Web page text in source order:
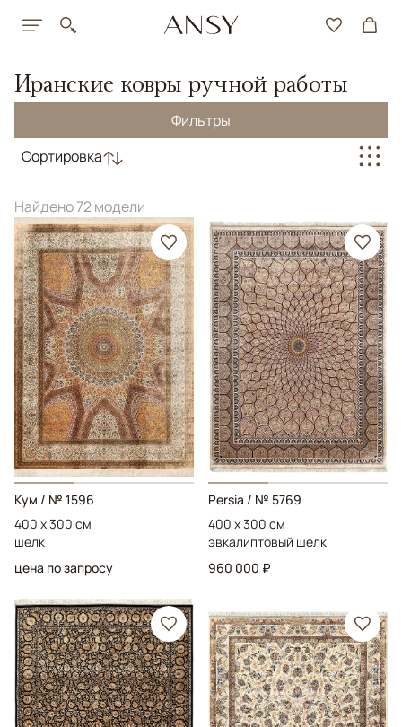
Иранские ковры ручной работы
Фильтры
Сортировка
Найдено 72 модели
Кум / № 1596
400 x 300 см
шелк
цена по запросу
Persia / № 5769
400 x 300 см
эвкалиптовый шелк
960 000 ₽